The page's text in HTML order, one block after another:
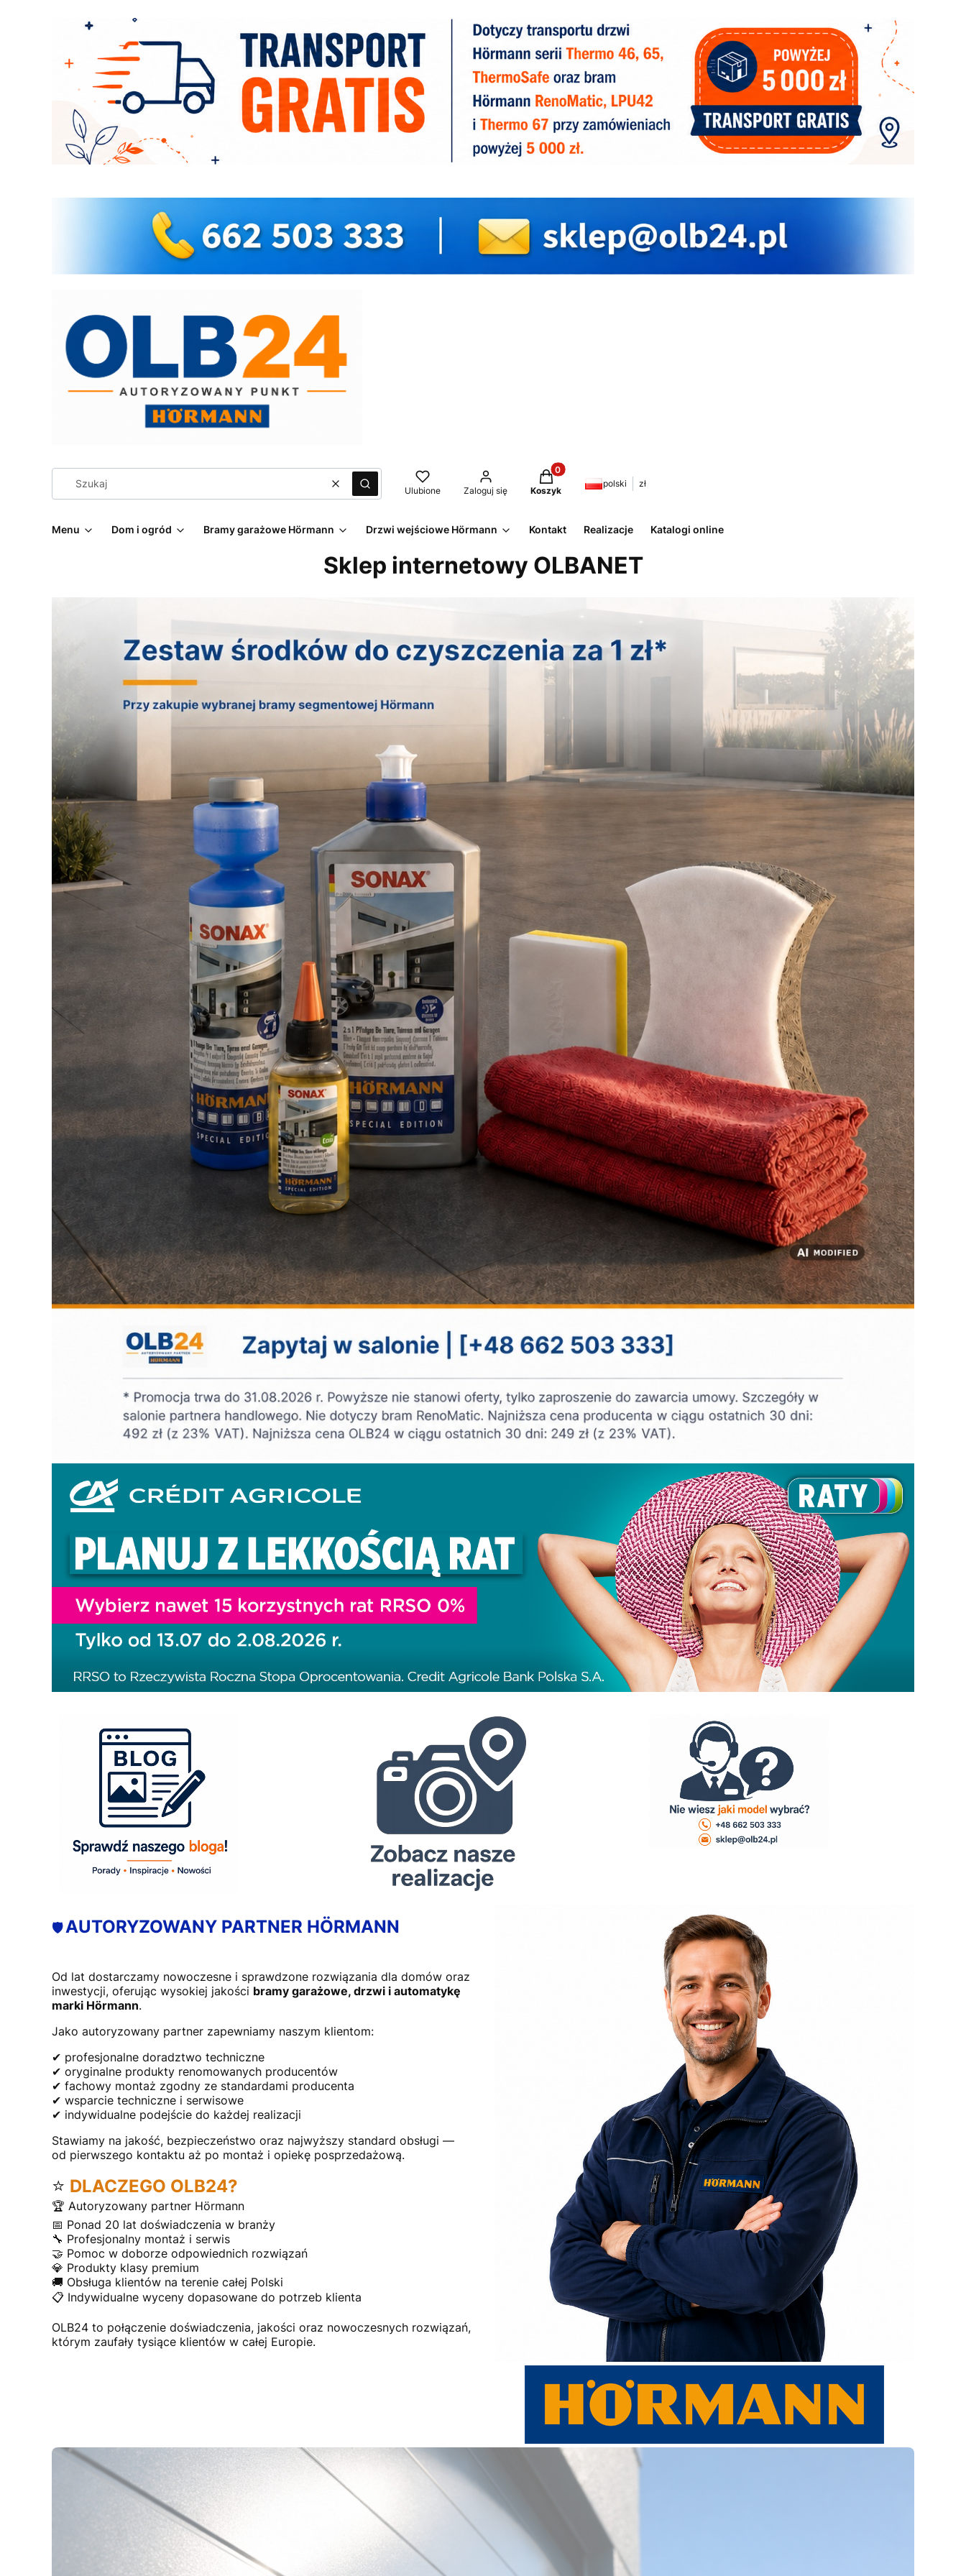
WyczyśćSzukaj Ulubione Zaloguj się
Produkty w koszyku: 0. Zobacz szczegóły
Koszyk
polski zł
Menu Dom i ogród Bramy garażowe Hörmann Drzwi wejściowe Hörmann Kontakt Realizacje Katalogi online
Sklep internetowy OLBANET
🛡️AUTORYZOWANY PARTNER HÖRMANN
Od lat dostarczamy nowoczesne i sprawdzone rozwiązania dla domów oraz
inwestycji, oferując wysokiej jakości bramy garażowe, drzwi i automatykę
marki Hörmann.
Jako autoryzowany partner zapewniamy naszym klientom:
✔ profesjonalne doradztwo techniczne
✔ oryginalne produkty renomowanych producentów
✔ fachowy montaż zgodny ze standardami producenta
✔ wsparcie techniczne i serwisowe
✔ indywidualne podejście do każdej realizacji
Stawiamy na jakość, bezpieczeństwo oraz najwyższy standard obsługi —
od pierwszego kontaktu aż po montaż i opiekę posprzedażową.
⭐ DLACZEGO OLB24?
🏆 Autoryzowany partner Hörmann
📅 Ponad 20 lat doświadczenia w branży
🔧 Profesjonalny montaż i serwis
🤝 Pomoc w doborze odpowiednich rozwiązań
💎 Produkty klasy premium
🚚 Obsługa klientów na terenie całej Polski
📋 Indywidualne wyceny dopasowane do potrzeb klienta
OLB24 to połączenie doświadczenia, jakości oraz nowoczesnych rozwiązań,
którym zaufały tysiące klientów w całej Europie.